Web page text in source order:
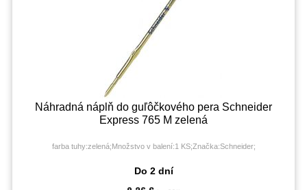
Náhradná náplň do guľôčkového pera Schneider
Express 765 M zelená
farba tuhy:zelená;Množstvo v balení:1 KS;Značka:Schneider;
Do 2 dní